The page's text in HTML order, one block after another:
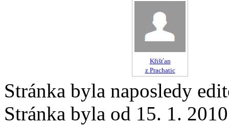
Křišťan
z Prachatic
Stránka byla naposledy
Stránka byla od 15. 1.